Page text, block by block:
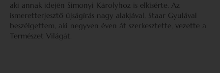
aki annak idején Simonyi Károlyhoz is elkísérte. Az
ismeretterjesztő újságírás nagy alakjával, Staar Gyulával
beszélgettem, aki negyven éven át szerkesztette, vezette a
Természet Világát.